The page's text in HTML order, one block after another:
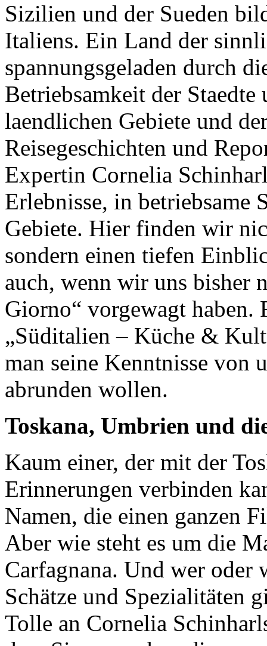
Sizilien und der Sueden
Italiens. Ein Land der
spannungsgeladen durch
Betriebsamkeit der
laendlichen Gebiete und
Reisegeschichten und
Expertin Cornelia
Erlebnisse, in betriebsame
Gebiete. Hier finden wir
sondern einen tiefen
auch, wenn wir uns bisher
Giorno“ vorgewagt
„Süditalien – Küche &
man seine Kenntnisse von
abrunden wollen.
Toskana, Umbrien und
Kaum einer, der mit der
Erinnerungen verbinden
Namen, die einen ganzen
Aber wie steht es um die
Carfagnana. Und wer oder
Schätze und Spezialitäten
Tolle an Cornelia